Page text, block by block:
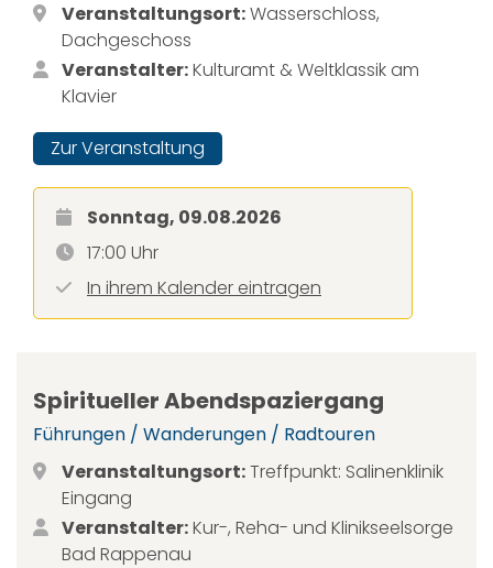
Veranstaltungsort:Wasserschloss,
Dachgeschoss
Veranstalter:Kulturamt & Weltklassik am
Klavier
Zur Veranstaltung
Sonntag, 09.08.2026
17:00 Uhr
In ihrem Kalender eintragen
Spiritueller Abendspaziergang
Führungen / Wanderungen / Radtouren
Veranstaltungsort:Treffpunkt: Salinenklinik
Eingang
Veranstalter:Kur-, Reha- und Klinikseelsorge
Bad Rappenau